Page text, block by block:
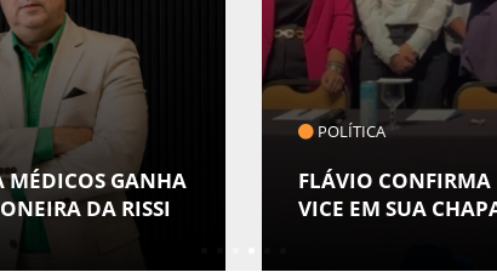
GASPAR COMO
COTIDIANO
ESPECIAL EM
POVOS INDÍGENAS